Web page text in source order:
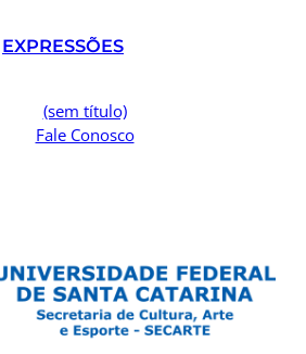
EXPRESSÕES
(sem título)
Fale Conosco